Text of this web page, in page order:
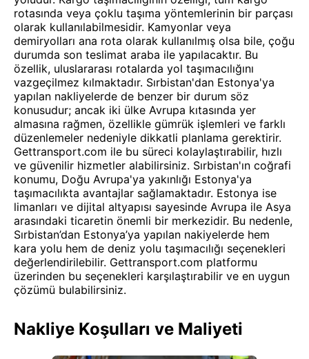
rotasında veya çoklu taşıma yöntemlerinin bir parçası
olarak kullanılabilmesidir. Kamyonlar veya
demiryolları ana rota olarak kullanılmış olsa bile, çoğu
durumda son teslimat araba ile yapılacaktır. Bu
özellik, uluslararası rotalarda yol taşımacılığını
vazgeçilmez kılmaktadır. Sırbistan'dan Estonya'ya
yapılan nakliyelerde de benzer bir durum söz
konusudur; ancak iki ülke Avrupa kıtasında yer
almasına rağmen, özellikle gümrük işlemleri ve farklı
düzenlemeler nedeniyle dikkatli planlama gerektirir.
Gettransport.com ile bu süreci kolaylaştırabilir, hızlı
ve güvenilir hizmetler alabilirsiniz. Sırbistan'ın coğrafi
konumu, Doğu Avrupa'ya yakınlığı Estonya'ya
taşımacılıkta avantajlar sağlamaktadır. Estonya ise
limanları ve dijital altyapısı sayesinde Avrupa ile Asya
arasındaki ticaretin önemli bir merkezidir. Bu nedenle,
Sırbistan’dan Estonya’ya yapılan nakiyelerde hem
kara yolu hem de deniz yolu taşımacılığı seçenekleri
değerlendirilebilir. Gettransport.com platformu
üzerinden bu seçenekleri karşılaştırabilir ve en uygun
çözümü bulabilirsiniz.
Nakliye Koşulları ve Maliyeti